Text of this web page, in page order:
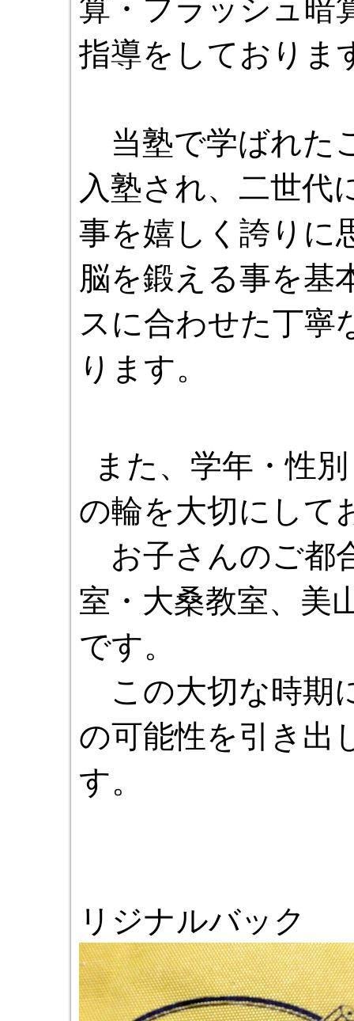
指導をしておりま
当塾で学ばれた
入塾され、二世代
事を嬉しく誇りに
脳を鍛える事を基
スに合わせた丁寧
ります。
また、学年・性
の輪を大切にして
お子さんのご都
室・大桑教室、美
です。
この大切な時期
の可能性を引き出
す。
リジナルバック